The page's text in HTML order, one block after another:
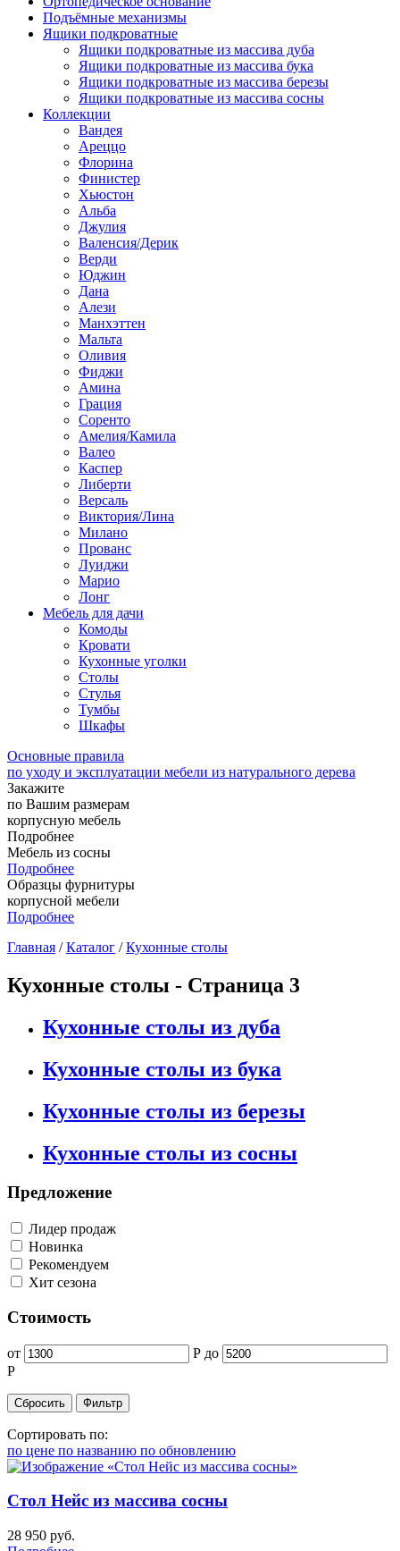
Подъёмные механизмы
Ящики подкроватные
Ящики подкроватные из массива дуба
Ящики подкроватные из массива бука
Ящики подкроватные из массива березы
Ящики подкроватные из массива сосны
Коллекции
Вандея
Ареццо
Флорина
Финистер
Хьюстон
Альба
Джулия
Валенсия/Дерик
Верди
Юджин
Дана
Алези
Манхэттен
Мальта
Оливия
Фиджи
Амина
Грация
Соренто
Амелия/Камила
Валео
Каспер
Либерти
Версаль
Виктория/Лина
Милано
Прованс
Луиджи
Марио
Лонг
Мебель для дачи
Комоды
Кровати
Кухонные уголки
Столы
Стулья
Тумбы
Шкафы
Основные правила
по уходу и эксплуатации мебели из натурального дерева
Закажите
по Вашим размерам
корпусную мебель
Подробнее
Мебель из сосны
Подробнее
Образцы фурнитуры
корпусной мебели
Подробнее
Главная /Каталог /Кухонные столы
Кухонные столы - Страница 3
Кухонные столы из дуба
Кухонные столы из бука
Кухонные столы из березы
Кухонные столы из сосны
Предложение
Лидер продаж
Новинка
Рекомендуем
Хит сезона
Стоимость
от Р до
Р
Сортировать по:
по цене по названию по обновлению
Стол Нейс из массива сосны
28 950 руб.